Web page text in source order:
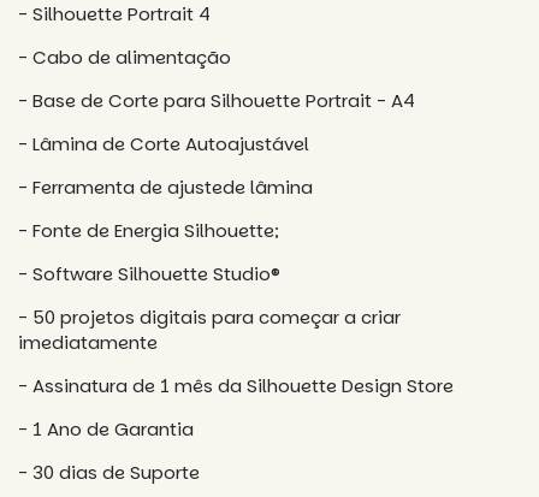
- Silhouette Portrait 4
- Cabo de alimentação
- Base de Corte para Silhouette Portrait - A4
- Lâmina de Corte Autoajustável
- Ferramenta de ajustede lâmina
- Fonte de Energia Silhouette;
- Software Silhouette Studio®
- 50 projetos digitais para começar a criar
imediatamente
- Assinatura de 1 mês da Silhouette Design Store
- 1 Ano de Garantia
- 30 dias de Suporte